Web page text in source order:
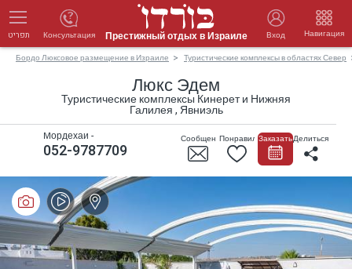
תפריט Престижный отдых в Израиле Вход Навигация
Консультация
Бордо Люксовое размещение в Израиле Туристические комплексы в областях Север
Люкс Эдем
Туристические комплексы Кинерет и Нижняя
Галилея , Явниэль
Делиться
СообщениеПонравилосьЗаказать
052-9787709
Мордехай -